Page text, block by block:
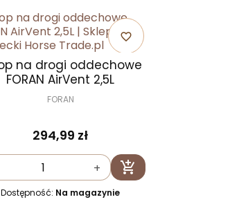
favorite_border
na drogi oddechowe
FORAN AirVent 2,5L
FORAN
294,99 zł
+ 
Dodaj do koszyka
Dostępność: Na magazynie